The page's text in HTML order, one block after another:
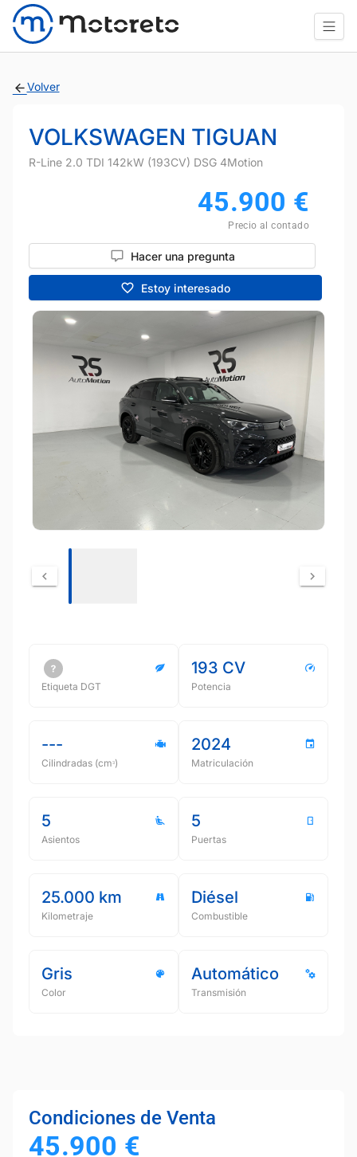
Volver
VOLKSWAGEN TIGUAN
R-Line 2.0 TDI 142kW (193CV) DSG 4Motion
45.900 €
Precio al contado
Hacer una pregunta
Estoy interesado
Etiqueta DGT
193 CV
Potencia
---
Cilindradas (cmᵌ)
2024
Matriculación
5
Asientos
5
Puertas
25.000 km
Kilometraje
Diésel
Combustible
Gris
Color
Automático
Transmisión
Condiciones de Venta
45.900 €